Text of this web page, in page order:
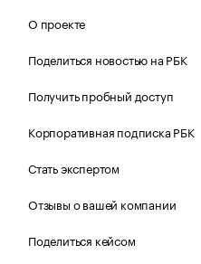
О проекте
Поделиться новостью на РБК
Получить пробный доступ
Корпоративная подписка РБК
Стать экспертом
Отзывы о вашей компании
Поделиться кейсом